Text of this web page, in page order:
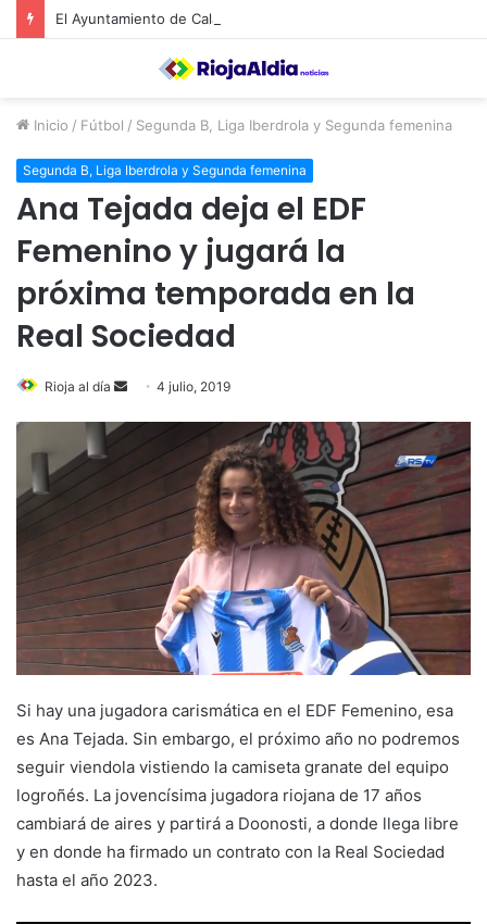
Inicio / Fútbol / Segunda B, Liga Iberdrola y Segunda femenina
Segunda B, Liga Iberdrola y Segunda femenina
Ana Tejada deja el EDF
Femenino y jugará la
próxima temporada en la
Real Sociedad
Rioja al día
a
n
m
a
l
4 julio, 2019
Si hay una jugadora carismática en el EDF Femenino, esa
es Ana Tejada. Sin embargo, el próximo año no podremos
seguir viendola vistiendo la camiseta granate del equipo
logroñés. La jovencísima jugadora riojana de 17 años
cambiará de aires y partirá a Doonosti, a donde llega libre
y en donde ha firmado un contrato con la Real Sociedad
hasta el año 2023.